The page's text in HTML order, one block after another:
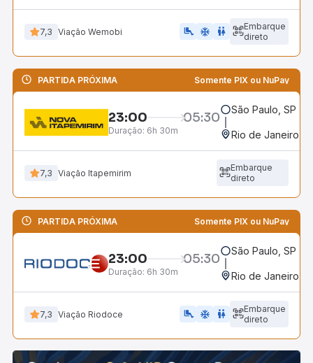
7,3 Viação Wemobi airline_seat_legroom_extra ac_unit WC
Embarque
direto
PARTIDA PRÓXIMA Somente PIX ou NuPay
23:00 05:30
Duração: 6h 30m
São Paulo, SP -
Rio de Janeiro,
7,3 Viação Itapemirim
Embarque
direto
PARTIDA PRÓXIMA Somente PIX ou NuPay
23:00 05:30
Duração: 6h 30m
São Paulo, SP -
Rio de Janeiro,
7,3 Viação Riodoce airline_seat_legroom_extra ac_unit WC
Embarque
direto